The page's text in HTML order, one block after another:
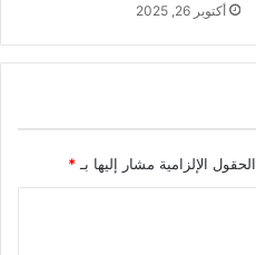
أكتوبر 26, 2025
الحقول الإلزامية مشار إليها بـ*